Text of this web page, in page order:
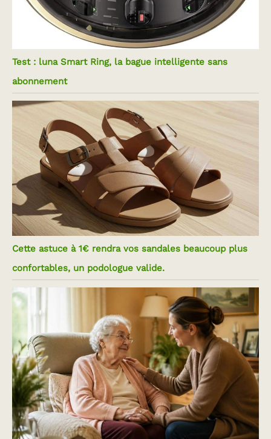
Test : luna Smart Ring, la bague intelligente sans
abonnement
Cette astuce à 1€ rendra vos sandales beaucoup plus
confortables, un podologue valide.